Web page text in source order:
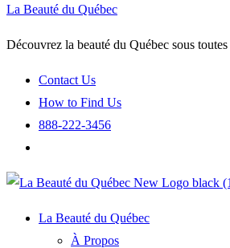
La Beauté du Québec
Découvrez la beauté du Québec sous toutes
Contact Us
How to Find Us
888-222-3456
La Beauté du Québec
À Propos